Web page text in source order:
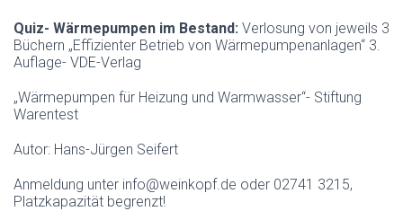
Quiz- Wärmepumpen im Bestand: Verlosung von jeweils 3
Büchern „Effizienter Betrieb von Wärmepumpenanlagen“ 3.
Auflage- VDE-Verlag
„Wärmepumpen für Heizung und Warmwasser“- Stiftung
Warentest
Autor: Hans-Jürgen Seifert
Anmeldung unter info@weinkopf.de oder 02741 3215,
Platzkapazität begrenzt!